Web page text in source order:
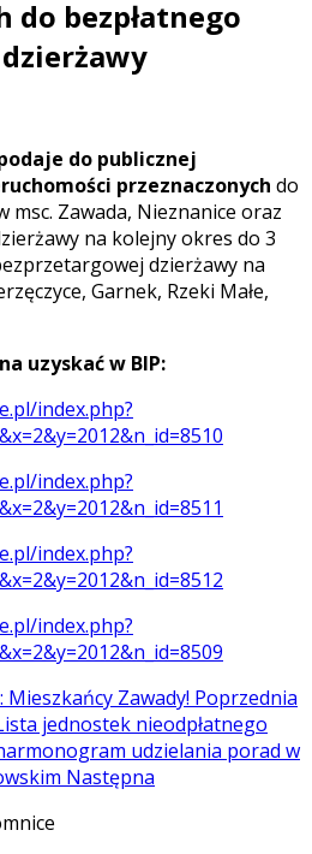
do bezpłatnego
do publicznej
przeznaczonych do
msc. Zawada, Nieznanice oraz
na kolejny okres do 3
dzierżawy na
Garnek, Rzeki Małe,
uzyskać w BIP:
index.php?
index.php?
index.php?
index.php?
Zawady! Poprzednia
jednostek nieodpłatnego
udzielania porad w
Następna